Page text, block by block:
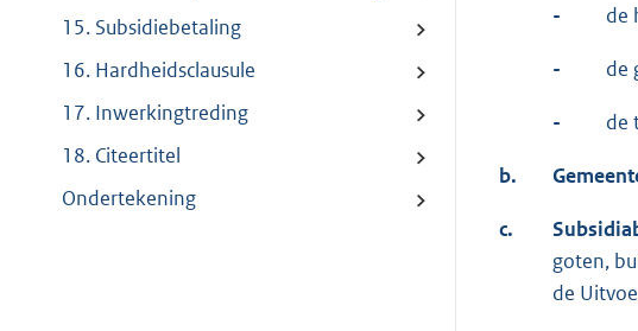
15. Subsidiebetaling
16. Hardheidsclausule
17. Inwerkingtreding
18. Citeertitel
Ondertekening
- de
- de
- de
b.
c.
goten,
de